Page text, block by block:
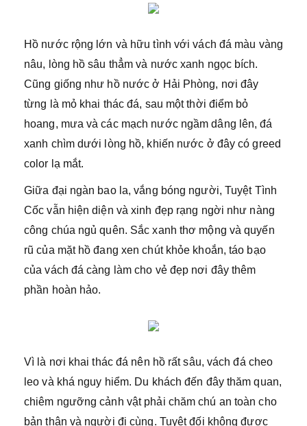
Hồ nước rộng lớn và hữu tình với vách đá màu vàng
nâu, lòng hồ sâu thẳm và nước xanh ngọc bích.
Cũng giống như hồ nước ở Hải Phòng, nơi đây
từng là mỏ khai thác đá, sau một thời điểm bỏ
hoang, mưa và các mạch nước ngầm dâng lên, đá
xanh chìm dưới lòng hồ, khiến nước ở đây có greed
color lạ mắt.
Giữa đại ngàn bao la, vắng bóng người, Tuyệt Tình
Cốc vẫn hiện diện và xinh đẹp rạng ngời như nàng
công chúa ngủ quên. Sắc xanh thơ mộng và quyến
rũ của mặt hồ đang xen chút khỏe khoắn, táo bạo
của vách đá càng làm cho vẻ đẹp nơi đây thêm
phần hoàn hảo.
Vì là nơi khai thác đá nên hồ rất sâu, vách đá cheo
leo và khá nguy hiểm. Du khách đến đây thăm quan,
chiêm ngưỡng cảnh vật phải chăm chú an toàn cho
bản thân và người đi cùng. Tuyệt đối không được